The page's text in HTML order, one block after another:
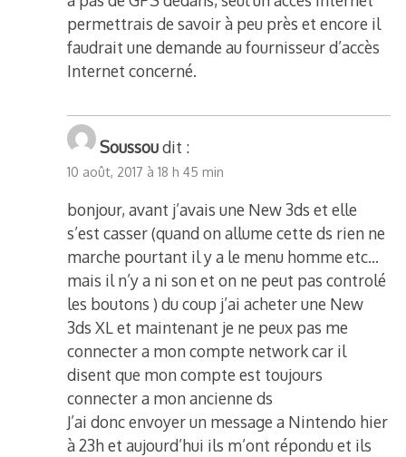
permettrais de savoir à peu près et encore il
faudrait une demande au fournisseur d’accès
Internet concerné.
Soussoudit :
10 août, 2017 à 18 h 45 min
bonjour, avant j’avais une New 3ds et elle
s’est casser (quand on allume cette ds rien ne
marche pourtant il y a le menu homme etc…
mais il n’y a ni son et on ne peut pas controlé
les boutons ) du coup j’ai acheter une New
3ds XL et maintenant je ne peux pas me
connecter a mon compte network car il
disent que mon compte est toujours
connecter a mon ancienne ds
J’ai donc envoyer un message a Nintendo hier
à 23h et aujourd’hui ils m’ont répondu et ils